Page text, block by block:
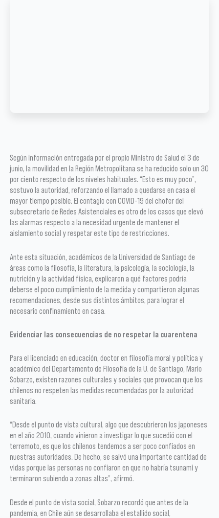
Según información entregada por el propio Ministro de Salud el 3 de
junio, la movilidad en la Región Metropolitana se ha reducido solo un 30
por ciento respecto de los niveles habituales. “Esto es muy poco”,
sostuvo la autoridad, reforzando el llamado a quedarse en casa el
mayor tiempo posible. El contagio con COVID-19 del chofer del
subsecretario de Redes Asistenciales es otro de los casos que elevó
las alarmas respecto a la necesidad urgente de mantener el
aislamiento social y respetar este tipo de restricciones.
Ante esta situación, académicos de la Universidad de Santiago de
áreas como la filosofía, la literatura, la psicología, la sociología, la
nutrición y la actividad física, explicaron a qué factores podría
deberse el poco cumplimiento de la medida y compartieron algunas
recomendaciones, desde sus distintos ámbitos, para lograr el
necesario confinamiento en casa.
Evidenciar las consecuencias de no respetar la cuarentena
Para el licenciado en educación, doctor en filosofía moral y política y
académico del Departamento de Filosofía de la U. de Santiago, Mario
Sobarzo, existen razones culturales y sociales que provocan que los
chilenos no respeten las medidas recomendadas por la autoridad
sanitaria.
“Desde el punto de vista cultural, algo que descubrieron los japoneses
en el año 2010, cuando vinieron a investigar lo que sucedió con el
terremoto, es que los chilenos tendemos a ser poco confiados en
nuestras autoridades. De hecho, se salvó una importante cantidad de
vidas porque las personas no confiaron en que no habría tsunami y
terminaron subiendo a zonas altas”, afirmó.
Desde el punto de vista social, Sobarzo recordó que antes de la
pandemia, en Chile aún se desarrollaba el estallido social,